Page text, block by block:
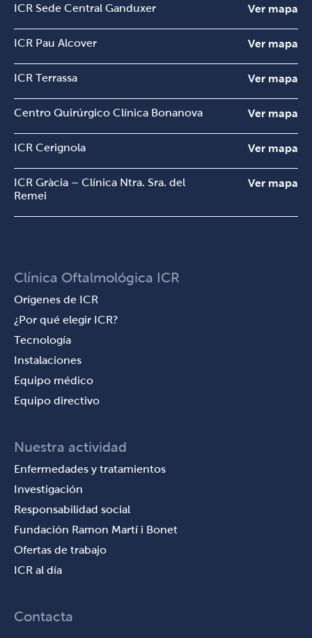
ICR Sede Central Ganduxer Ver mapa
ICR Pau Alcover Ver mapa
ICR Terrassa Ver mapa
Centro Quirúrgico Clínica Bonanova Ver mapa
ICR Cerignola Ver mapa
ICR Gràcia – Clínica Ntra. Sra. del
Remei
Ver mapa
Clínica Oftalmológica ICR
Orígenes de ICR
¿Por qué elegir ICR?
Tecnología
Instalaciones
Equipo médico
Equipo directivo
Nuestra actividad
Enfermedades y tratamientos
Investigación
Responsabilidad social
Fundación Ramon Martí i Bonet
Ofertas de trabajo
ICR al día
Contacta